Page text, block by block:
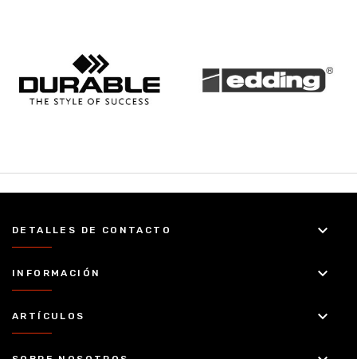
DETALLES DE CONTACTO keyboard_arrow_down
INFORMACIÓN keyboard_arrow_down
ARTÍCULOS keyboard_arrow_down